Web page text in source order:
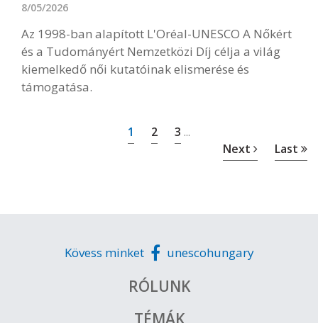
8/05/2026
Az 1998-ban alapított L'Oréal-UNESCO A Nőkért
és a Tudományért Nemzetközi Díj célja a világ
kiemelkedő női kutatóinak elismerése és
támogatása.
1 2 3 ...
Next Last
Kövess minket unescohungary
RÓLUNK
TÉMÁK